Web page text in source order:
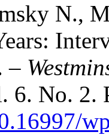
N.,
–
6. No. 2.